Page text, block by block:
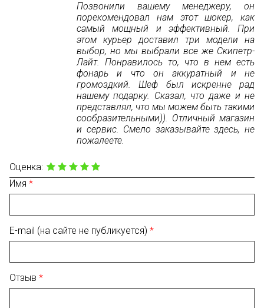
Позвонили вашему менеджеру, он
порекомендовал нам этот шокер, как
самый мощный и эффективный. При
этом курьер доставил три модели на
выбор, но мы выбрали все же Скипетр-
Лайт. Понравилось то, что в нем есть
фонарь и что он аккуратный и не
громоздкий. Шеф был искренне рад
нашему подарку. Сказал, что даже и не
представлял, что мы можем быть такими
сообразительными)). Отличный магазин
и сервис. Смело заказывайте здесь, не
пожалеете.
Оценка:
Имя
E-mail (на сайте не публикуется)
Отзыв